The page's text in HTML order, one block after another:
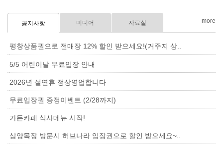
공지사항 미디어 자료실 more
평창상품권으로 전매장 12% 할인 받으세요!(거주지 상..
5/5 어린이날 무료입장 안내
2026년 설연휴 정상영업합니다
무료입장권 증정이벤트 (2/28까지)
가든카페 식사메뉴 시작!
삼양목장 방문시 허브나라 입장권으로 할인 받으세요~..